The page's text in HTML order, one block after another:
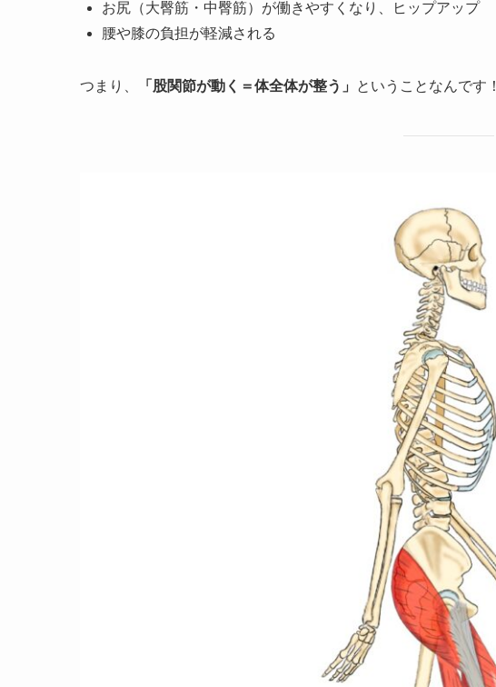
お尻（大臀筋・中臀筋）が働きやすくなり、ヒップアップ
腰や膝の負担が軽減される
つまり、 「股関節が動く＝体全体が整う」 ということなんです！